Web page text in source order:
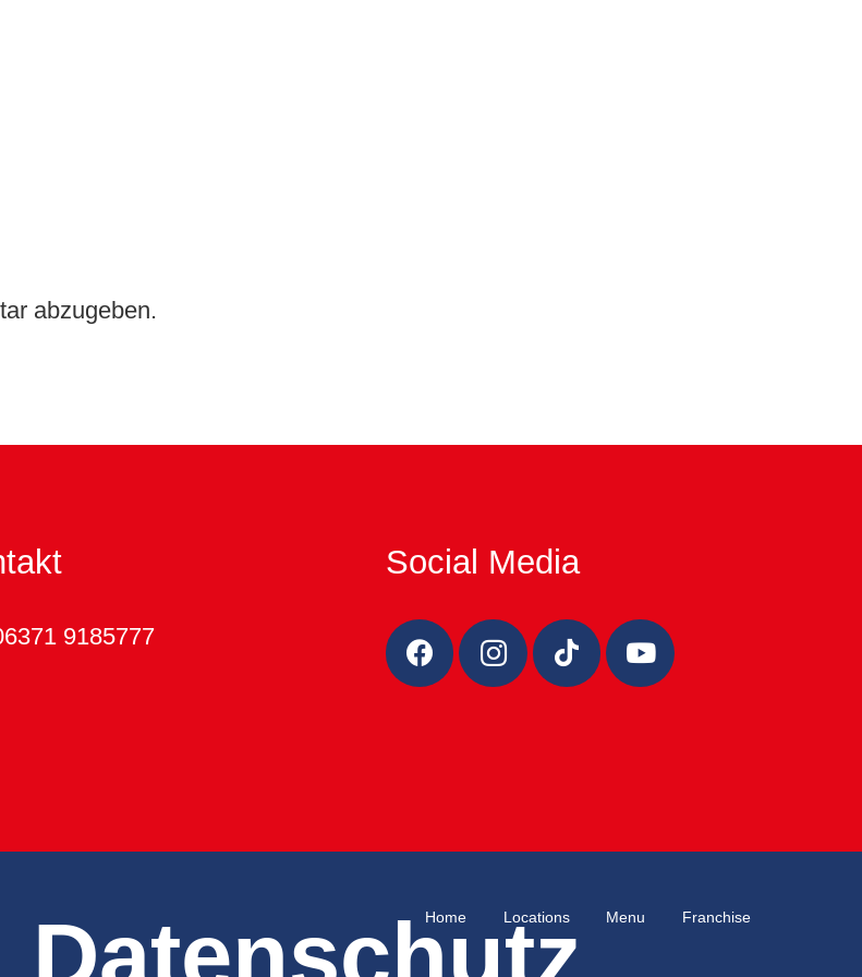
abzugeben.
9185777
Social Media
Datenschutz
Home Locations Menu Franchise